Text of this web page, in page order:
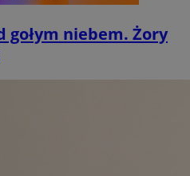
gołym niebem. Żory